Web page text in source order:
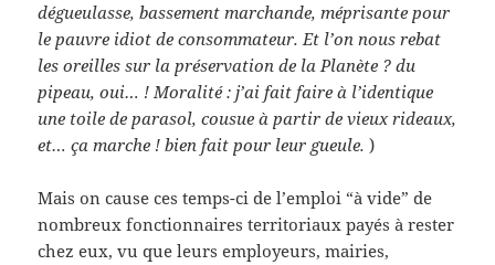
dégueulasse, bassement marchande, méprisante pour
le pauvre idiot de consommateur. Et l’on nous rebat
les oreilles sur la préservation de la Planète ? du
pipeau, oui… ! Moralité : j’ai fait faire à l’identique
une toile de parasol, cousue à partir de vieux rideaux,
et… ça marche ! bien fait pour leur gueule. )
Mais on cause ces temps-ci de l’emploi “à vide” de
nombreux fonctionnaires territoriaux payés à rester
chez eux, vu que leurs employeurs, mairies,